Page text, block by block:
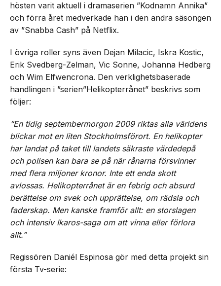
hösten varit aktuell i dramaserien ”Kodnamn Annika”
och förra året medverkade han i den andra säsongen
av ”Snabba Cash” på Netflix.
I övriga roller syns även Dejan Milacic, Iskra Kostic,
Erik Svedberg-Zelman, Vic Sonne, Johanna Hedberg
och Wim Elfwencrona. Den verklighetsbaserade
handlingen i ”serien”Helikopterrånet” beskrivs som
följer:
“En tidig septembermorgon 2009 riktas alla världens
blickar mot en liten Stockholmsförort. En helikopter
har landat på taket till landets säkraste värdedepå
och polisen kan bara se på när rånarna försvinner
med flera miljoner kronor. Inte ett enda skott
avlossas. Helikopterrånet är en febrig och absurd
berättelse om svek och upprättelse, om rädsla och
faderskap. Men kanske framför allt: en storslagen
och intensiv Ikaros-saga om att vinna eller förlora
allt.”
Regissören Daniél Espinosa gör med detta projekt sin
första Tv-serie: